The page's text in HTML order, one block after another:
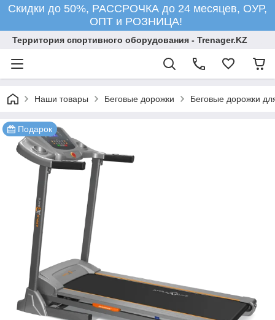
Скидки до 50%, РАССРОЧКА до 24 месяцев, ОУР,
ОПТ и РОЗНИЦА!
Территория спортивного оборудования - Trenager.KZ
Наши товары Беговые дорожки Беговые дорожки
Подарок